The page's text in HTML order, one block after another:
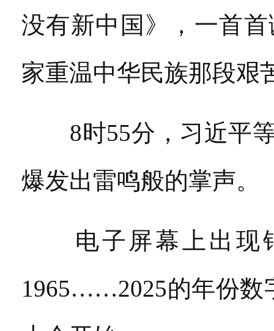
没有新中国》，一首
家重温中华民族那段艰
8时55分，习近平等
爆发出雷鸣般的掌声。
电子屏幕上出现钟
1965……2025的年份数